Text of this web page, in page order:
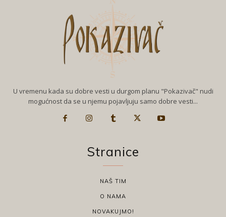
U vremenu kada su dobre vesti u durgom planu "Pokazivač" nudi
mogućnost da se u njemu pojavljuju samo dobre vesti...
Stranice
NAŠ TIM
O NAMA
NOVAKUJMO!